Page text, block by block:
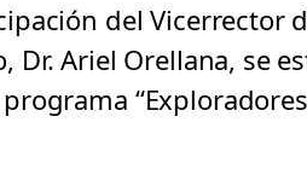
del Vicerrector
Dr. Ariel Orellana, se